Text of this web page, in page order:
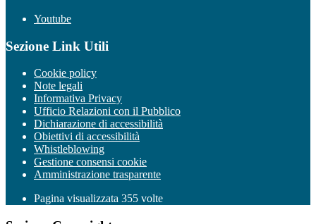
Youtube
Sezione Link Utili
Cookie policy
Note legali
Informativa Privacy
Ufficio Relazioni con il Pubblico
Dichiarazione di accessibilità
Obiettivi di accessibilità
Whistleblowing
Gestione consensi cookie
Amministrazione trasparente
Pagina visualizzata 355 volte